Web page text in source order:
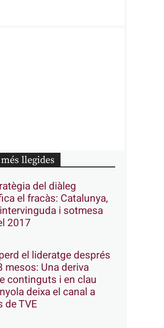
llegides
del diàleg
el fracàs: Catalunya,
i sotmesa
2017
el lideratge després
mesos: Una deriva
continguts i en clau
deixa el canal a
de TVE